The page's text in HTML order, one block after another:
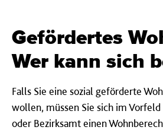
Gefördertes
Wer kann sich
Falls Sie eine sozial geförderte
wollen, müssen Sie sich im
oder Bezirksamt einen